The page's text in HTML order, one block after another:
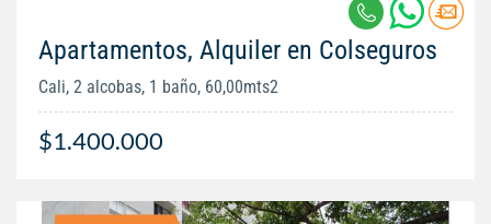
Apartamentos, Alquiler en Colseguros
Cali, 2 alcobas, 1 baño, 60,00mts2
$1.400.000